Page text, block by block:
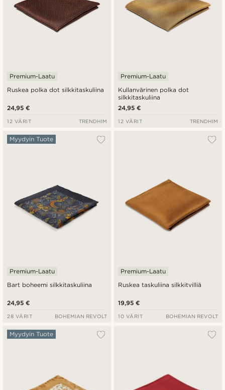
Ruskea polka dot silkkitaskuliina
Premium-Laatu
24,95 €
12 VÄRIT TRENDHIM
Kullanvärinen polka dot
silkkitaskuliina
Premium-Laatu
24,95 €
12 VÄRIT TRENDHIM
Bart boheemi silkkitaskuliina
Myydyin Tuote
Premium-Laatu
24,95 €
28 VÄRIT BOHEMIAN REVOLT
Ruskea taskuliina silkkitvilliä
Premium-Laatu
19,95 €
10 VÄRIT BOHEMIAN REVOLT
Myydyin Tuote